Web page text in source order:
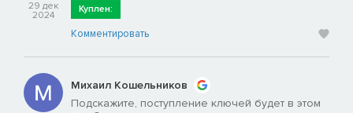
29 дек
2024
Куплен:
Комментировать
Михаил Кошельников
Подскажите, поступление ключей будет в этом